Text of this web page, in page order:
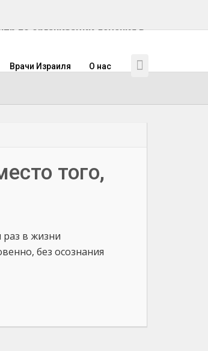
по организации лечения в
Врачи Израиля О нас
того,
раз в жизни
без осознания